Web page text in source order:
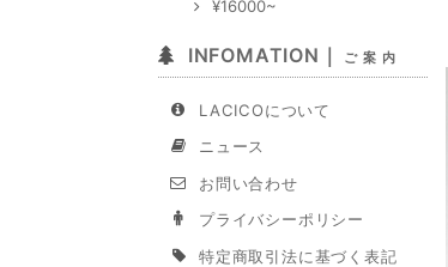
¥16000~
INFOMATION｜ ご 案 内
LACICOについて
ニュース
お問い合わせ
プライバシーポリシー
特定商取引法に基づく表記